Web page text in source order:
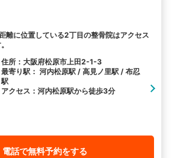
離に位置している2丁目の整骨院はアクセス
住所：大阪府松原市上田2-1-3
最寄り駅： 河内松原駅 / 高見ノ里駅 / 布忍
駅
アクセス：河内松原駅から徒歩3分
電話で無料予約をする